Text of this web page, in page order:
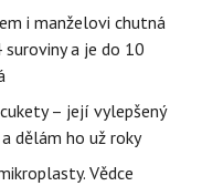
i manželovi chutná
a je do 10
– její vylepšený
dělám ho už roky
Vědce